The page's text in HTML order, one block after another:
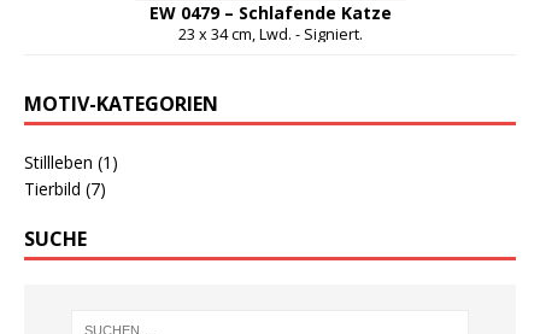
EW 0479 – Schlafende Katze
23 x 34 cm, Lwd. - Signiert.
MOTIV-KATEGORIEN
Stillleben (1)
Tierbild (7)
SUCHE